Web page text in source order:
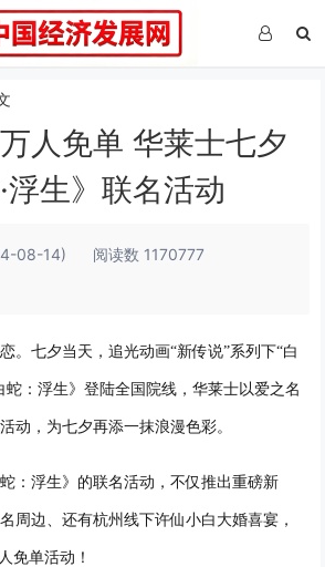
人免单 华莱士七夕
浮生》联名活动
08-14) 阅读数 1170777
。七夕当天，追光动画“新传说”系列下“白
蛇 ：浮生》登陆全国院线，华莱士以爱之名
动， 为七夕再添一抹浪漫色彩。
蛇：浮生》 的联名活动，不仅推出重磅新
周边、还有杭州线下许仙小白大婚喜宴 ，
免单活动 ！